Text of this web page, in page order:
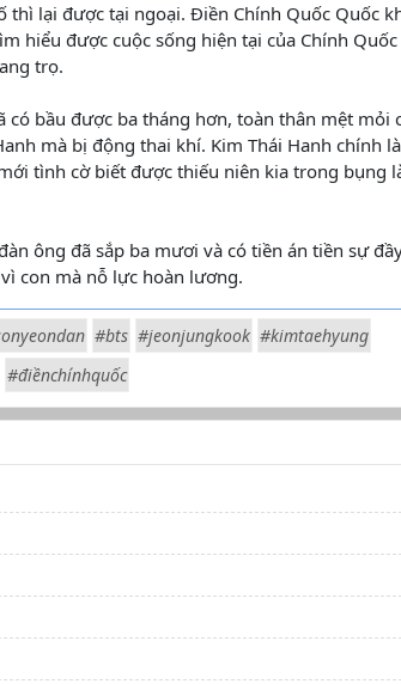
thì lại được tại ngoại. Điền Chính Quốc Quốc
hiểu được cuộc sống hiện tại của Chính
trọ.
bầu được ba tháng hơn, toàn thân mệt mỏi
mà bị động thai khí. Kim Thái Hanh chính là
tình cờ biết được thiếu niên kia trong bụng
ông đã sắp ba mươi và có tiền án tiền sự
con mà nỗ lực hoàn lương.
#bts #jeonjungkook #kimtaehyung
#điềnchínhquốc